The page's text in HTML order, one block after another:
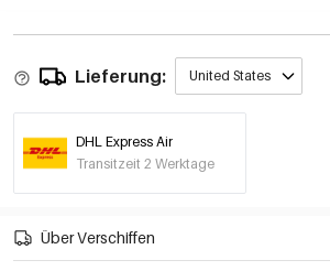
Lieferung: United States
DHL Express Air
Transitzeit 2 Werktage
Über Verschiffen